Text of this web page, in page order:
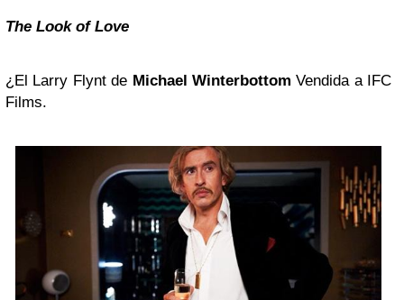
The Look of Love
¿El Larry Flynt de Michael Winterbottom Vendida a IFC
Films.